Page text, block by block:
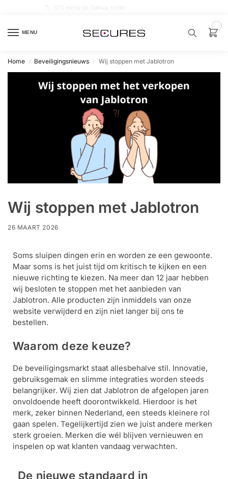
MENU
product…
samenstellen
Alarm
installatie
Alarmsystemen
Camera's
&
Intercom
Branddetectie
Inbraakbeveiliging
Merken
Outlet SALE
service
Account Contact Help Wagen
Home / Beveiligingsnieuws / Wij stoppen met Jablotron
Wij stoppen met Jablotron
26 MAART 2026
Soms sluipen dingen erin en worden ze een gewoonte.
Maar soms is het juist tijd om kritisch te kijken en een
nieuwe richting te kiezen. Na meer dan 12 jaar hebben
wij besloten te stoppen met het aanbieden van
Jablotron. Alle producten zijn inmiddels van onze
website verwijderd en zijn niet langer bij ons te
bestellen.
Waarom deze keuze?
De beveiligingsmarkt staat allesbehalve stil. Innovatie,
gebruiksgemak en slimme integraties worden steeds
belangrijker. Wij zien dat Jablotron de afgelopen jaren
onvoldoende heeft doorontwikkeld. Hierdoor is het
merk, zeker binnen Nederland, een steeds kleinere rol
gaan spelen. Tegelijkertijd zien we juist andere merken
sterk groeien. Merken die wél blijven vernieuwen en
inspelen op wat klanten vandaag verwachten.
De nieuwe standaard in